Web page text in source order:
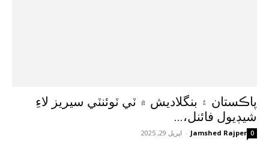
پاڪستان ۽ بنگلاديش ۾ ٽي ٽوئنٽي سيريز لاءِ
شيڊيول فائنل،...
Jamshed Rajper
- اپريل 29, 2025 0